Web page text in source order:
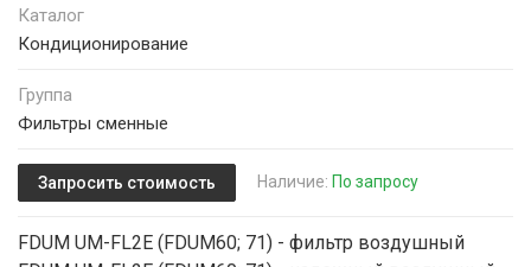
Каталог
Кондиционирование
Группа
Фильтры сменные
Запросить стоимость Наличие: По запросу
FDUM UM-FL2E (FDUM60; 71) - фильтр воздушный